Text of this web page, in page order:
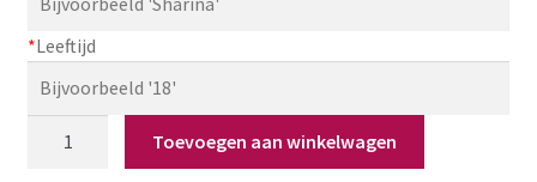
*Leeftijd
Toevoegen aan winkelwagen